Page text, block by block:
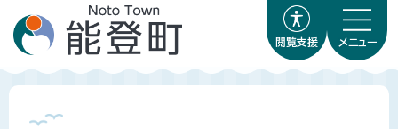
閲覧支援 メニュー